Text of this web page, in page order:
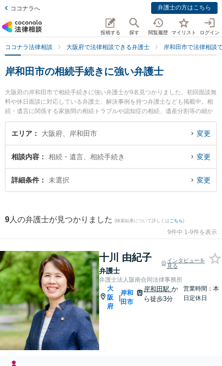
ココナラへ 弁護士の方はこちら
投稿する 探す 閲覧履歴 マイリスト ログイン
ココナラ法律相談 大阪府で法律相談できる弁護士 岸和田市で法律相談
岸和田市の相続手続きに強い弁護士
大阪府の岸和田市で相続手続きに強い弁護士が9名見つかりました。初回面談無
料や休日面談に対応している弁護士、解決事例を持つ弁護士なども掲載中。相
続・遺言に関係する家族間の相続トラブルや認知症の相続、遺産分割等の細か
な分野での絞り込み検索もでき便利です。特に弁護士法人阪南合同法律事務所
の十川 由紀子弁護士やベリーベスト法律事務所 岸和田オフィスの池田 雅俊弁
に発生した相続手続きのトラブルを今すぐに弁護士に相談したい』『相続手続
きのトラブル解決の実績豊富な近くの弁護士を検索したい』『初回相談無料で
相続手続きを法律相談できる岸和田市内の弁護士に相談予約したい』などでお
エリア 大阪府、岸和田市 変更
相談内容 相続・遺言、相続手続き 変更
詳細条件 未選択 変更
9 人の弁護士が見つかりました (検索結果について詳しくは こちら)
9件中 1-9件を表示
十川 由紀子
弁護士
インタビューを
見る
弁護士法人阪南合同法律事務所
大
阪
府
|
岸和
田市
岸和田駅か
ら徒歩3分
営業時間：本
日定休日